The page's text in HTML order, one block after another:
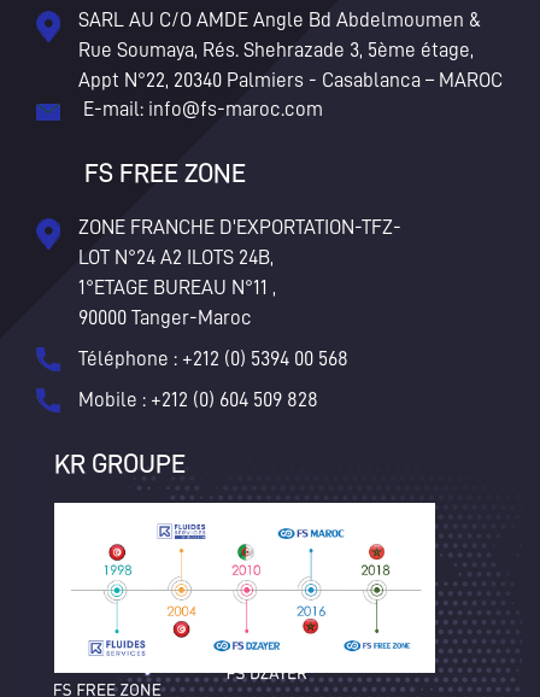
SARL AU C/O AMDE Angle Bd Abdelmoumen &
Rue Soumaya, Rés. Shehrazade 3, 5ème étage,
Appt N°22, 20340 Palmiers - Casablanca – MAROC
E-mail: info@fs-maroc.com
FS FREE ZONE
ZONE FRANCHE D'EXPORTATION-TFZ-
LOT N°24 A2 ILOTS 24B,
1°ETAGE BUREAU N°11 ,
90000 Tanger-Maroc
Téléphone : +212 (0) 5394 00 568
Mobile : +212 (0) 604 509 828
KR GROUPE